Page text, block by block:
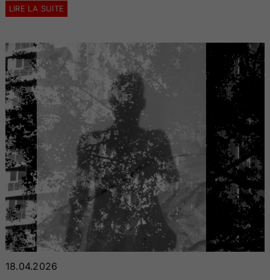
LIRE LA SUITE
18.04.2026